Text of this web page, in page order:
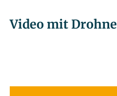
Video mit Drohne